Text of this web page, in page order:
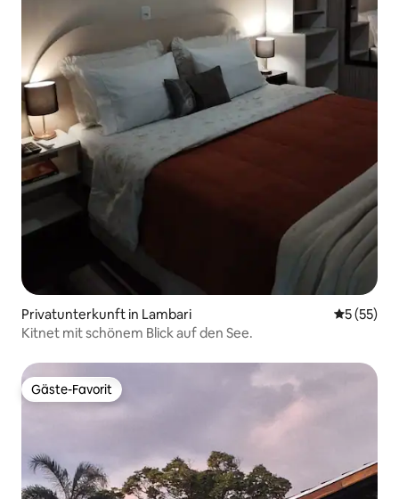
Privatunterkunft in Lambari
5 (55)
Kitnet mit schönem Blick auf den See.
Gäste-Favorit
Gäste-Favorit